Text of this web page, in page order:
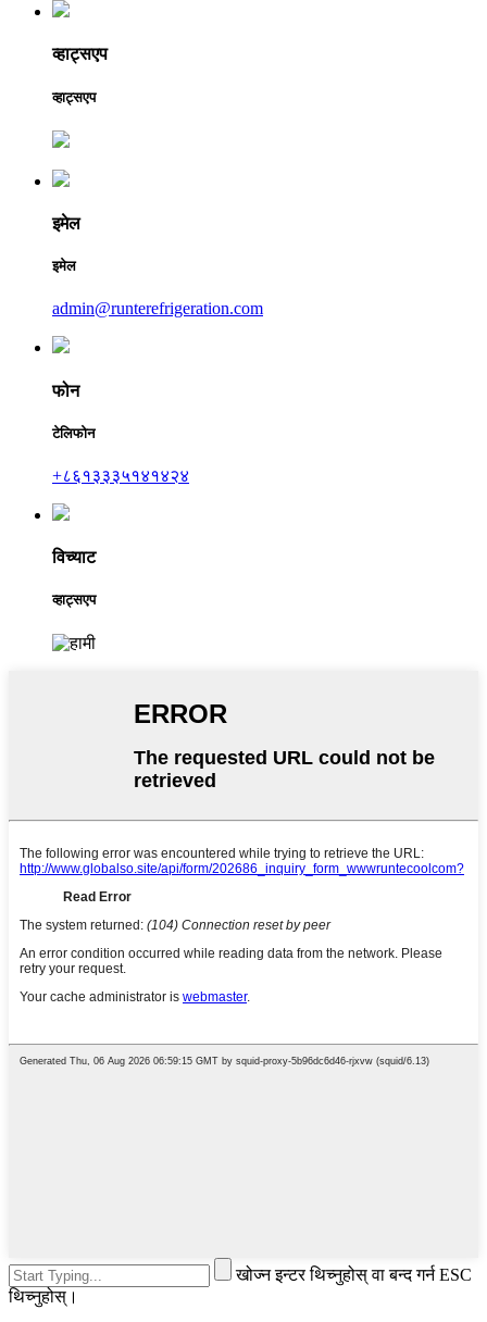
व्हाट्सएप
व्हाट्सएप
इमेल
इमेल
admin@runterefrigeration.com
फोन
टेलिफोन
+८६१३३३५१४१४२४
विच्याट
व्हाट्सएप
खोज्न इन्टर थिच्नुहोस् वा बन्द गर्न ESC
थिच्नुहोस्।